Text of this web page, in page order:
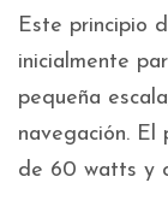
Este principio
inicialmente
pequeña
navegación. El
de 60 watts y